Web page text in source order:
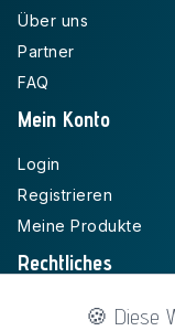
🍪 Diese
Über uns
Partner
FAQ
Mein Konto
Login
Registrieren
Meine Produkte
Rechtliches
Impressum